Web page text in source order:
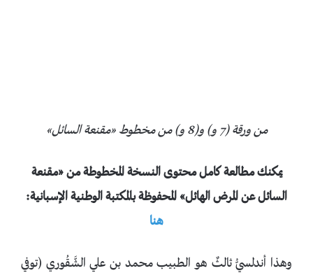
من ورقة (7 و) و(8 و) من مخطوط «مقنعة السائل»
يمكنك مطالعة كامل محتوى النسخة المخطوطة من «مقنعة
السائل عن المرض الهائل» المحفوظة بالمكتبة الوطنية الإسبانية:
هنا
وهذا أندلسيُّ ثالثٌ هو الطبيب محمد بن علي الشَّقُوري (توفي